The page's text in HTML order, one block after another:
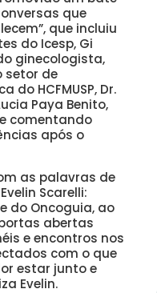
que
que incluiu
do Icesp, Gi
ginecologista,
setor de
do HCFMUSP, Dr.
Paya Benito,
comentando
após o
as palavras de
Scarelli:
do Oncoguia, ao
abertas
e encontros nos
com o que
estar junto e
Evelin.